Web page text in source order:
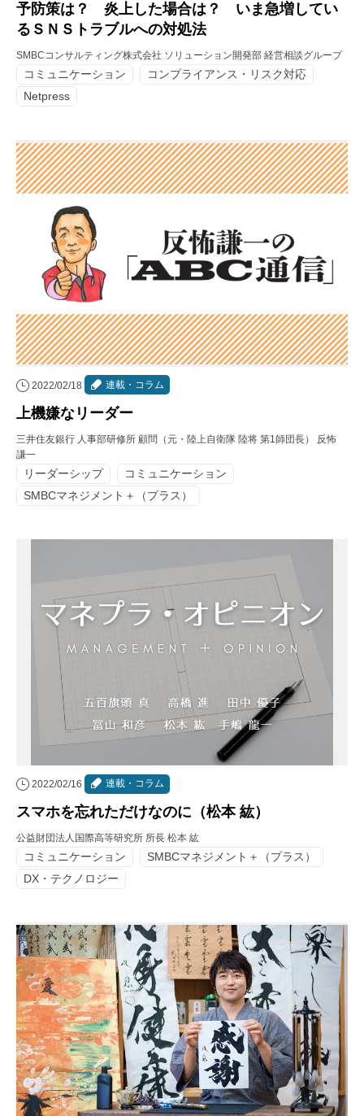
予防策は？ 炎上した場合は？ いま急増してい
るＳＮＳトラブルへの対処法
SMBCコンサルティング株式会社 ソリューション開発部 経営相談グループ
コミュニケーション
コンプライアンス・リスク対応
Netpress
2022/02/18 連載・コラム
上機嫌なリーダー
三井住友銀行 人事部研修所 顧問（元・陸上自衛隊 陸将 第1師団長） 反怖
謙一
リーダーシップ
コミュニケーション
SMBCマネジメント＋（プラス）
2022/02/16 連載・コラム
スマホを忘れただけなのに（松本 紘）
公益財団法人国際高等研究所 所長 松本 紘
コミュニケーション
SMBCマネジメント＋（プラス）
DX・テクノロジー